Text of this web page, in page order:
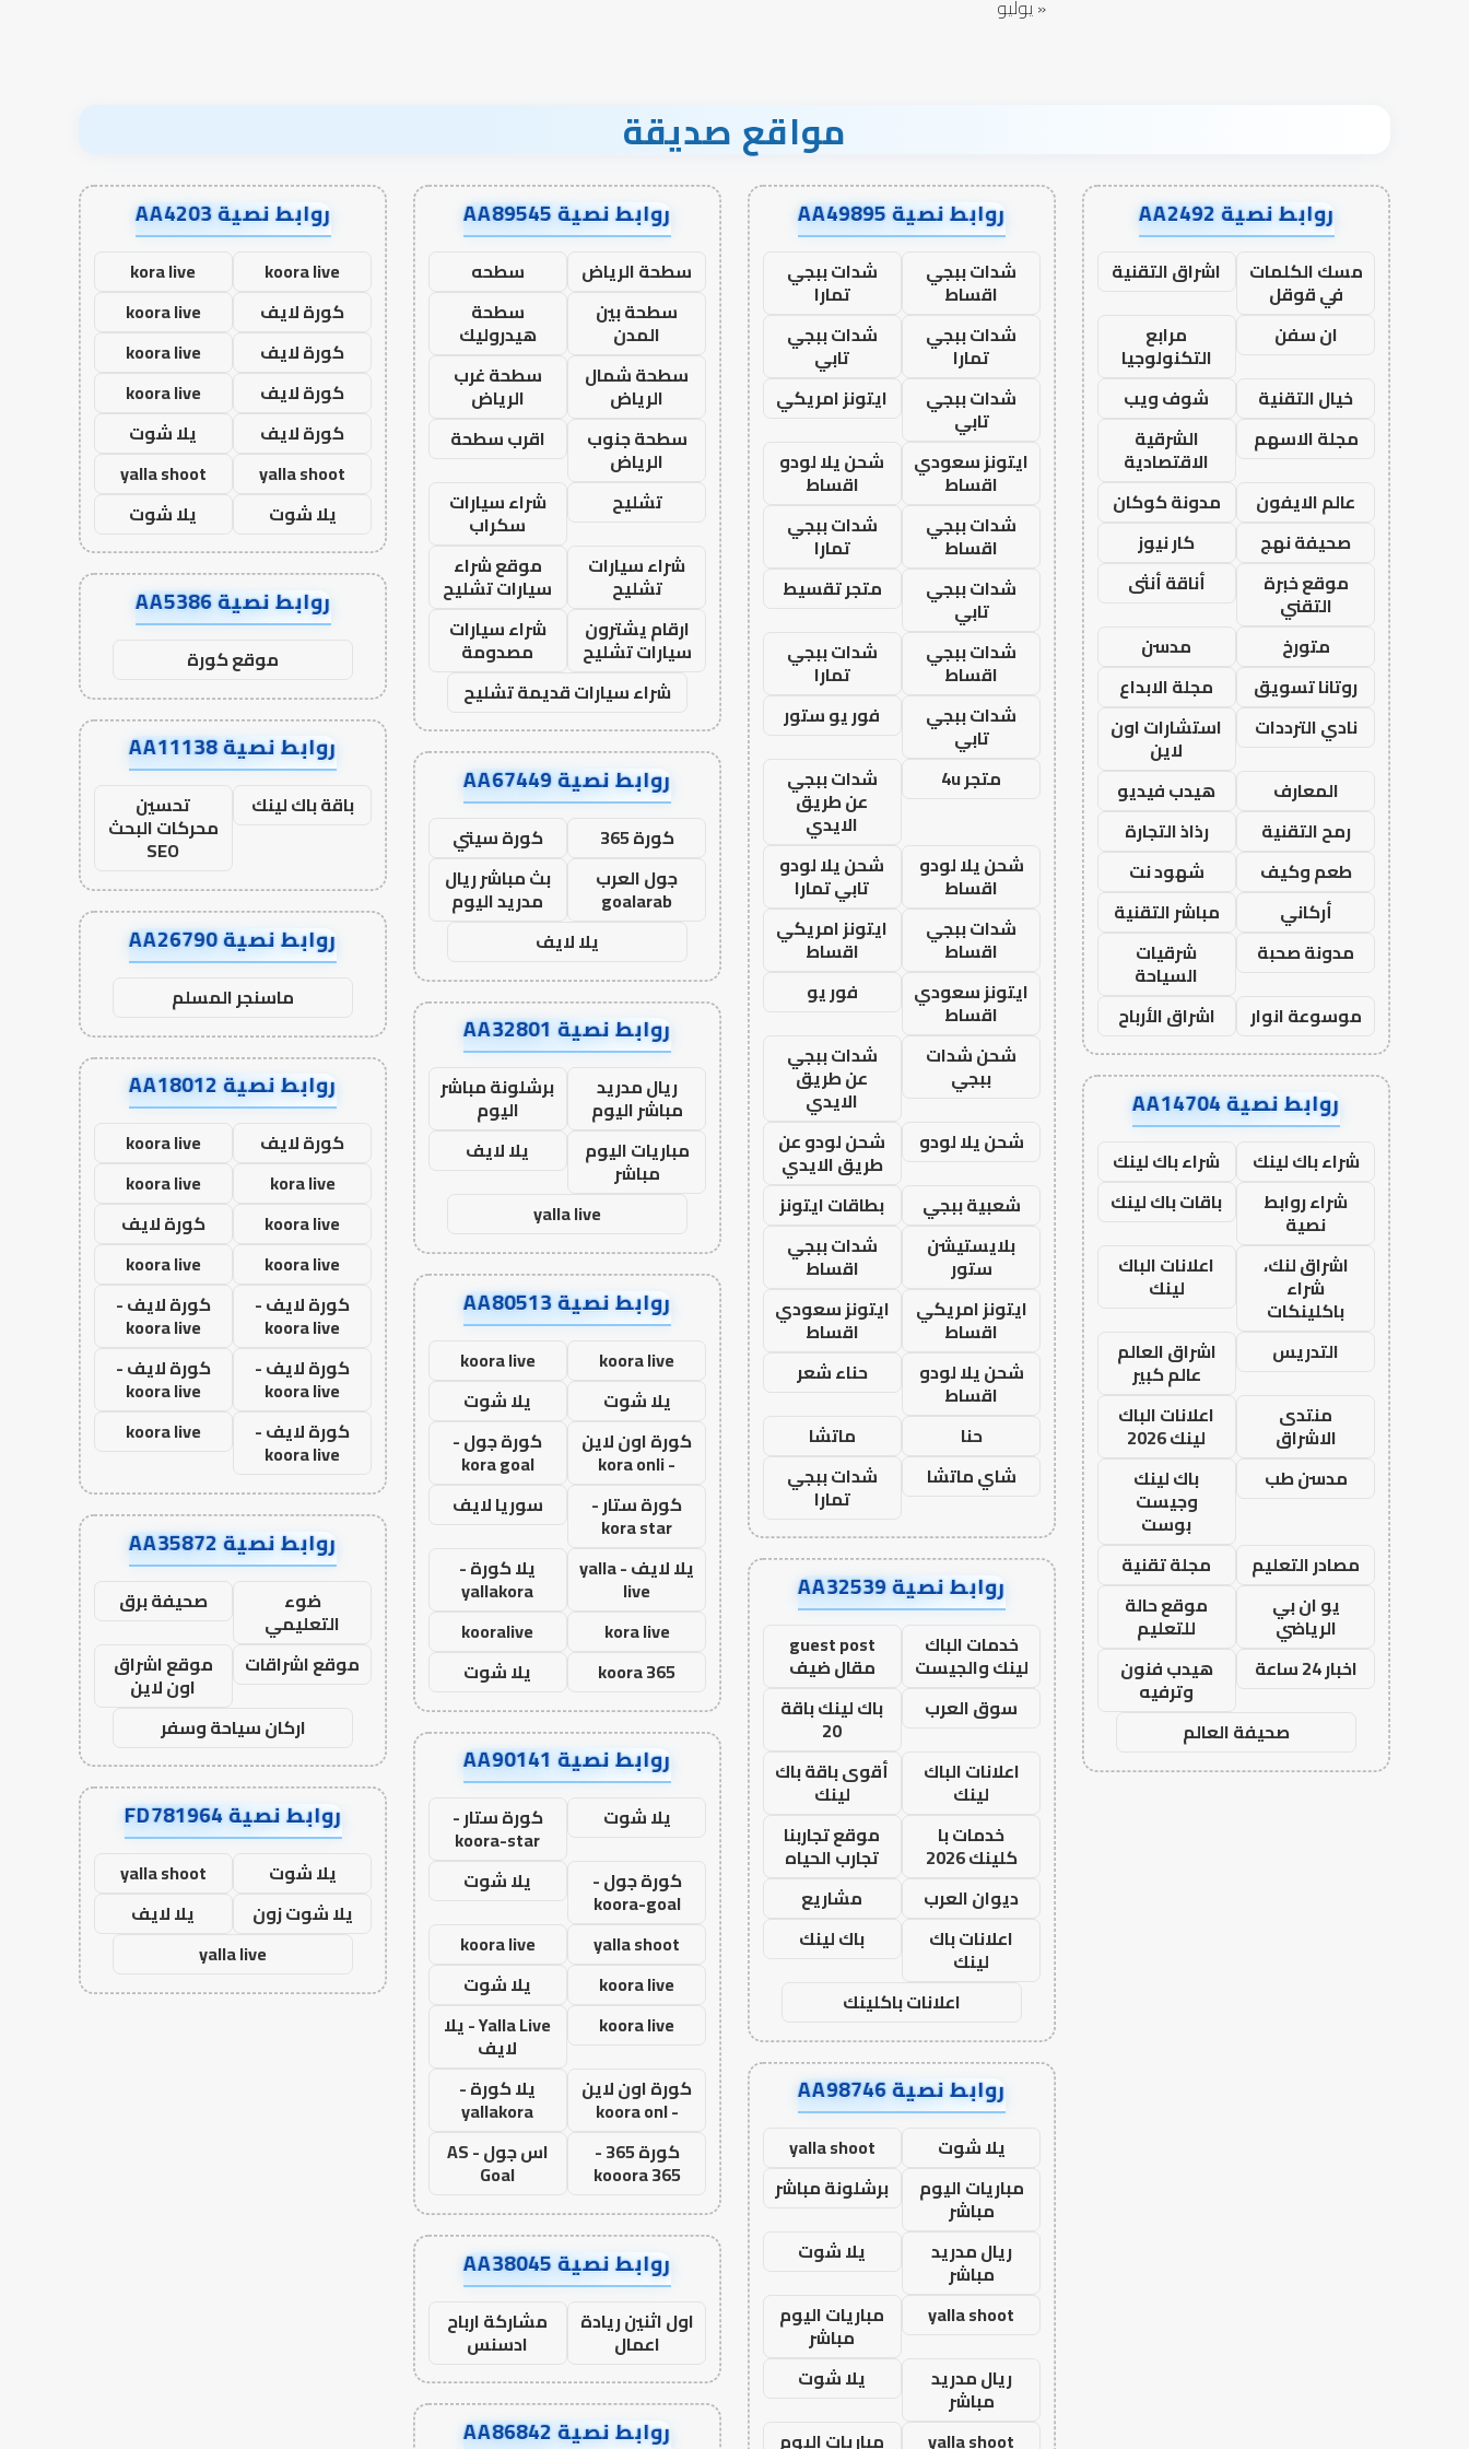
« يوليو
مواقع صديقة
روابط نصية AA2492
مسك الكلمات
في قوقل
اشراق التقنية
ان سفن
مرابع
التكنولوجيا
خيال التقنية
شوف ويب
مجلة الاسهم
الشرقية
الاقتصادية
عالم الايفون
مدونة كوكان
صحيفة نهج
كار نيوز
موقع خبرة
التقني
أناقة أنثى
متورخ
مدسن
روتانا تسويق
مجلة الابداع
نادي الترددات
استشارات اون
لاين
المعارف
هيدب فيديو
رمح التقنية
رذاذ التجارة
طعم وكيف
شهود نت
أركاني
مباشر التقنية
مدونة صحبة
شرقيات
السياحة
موسوعة انوار
اشراق الأرباح
روابط نصية AA14704
شراء باك لينك
شراء باك لينك
شراء روابط
نصية
باقات باك لينك
اشراق لنك،
شراء
باكلينكات
اعلانات الباك
لينك
التدريس
اشراق العالم
عالم كبير
منتدى
الاشراق
اعلانات الباك
لينك 2026
مدسن طب
باك لينك
وجيست
بوست
مصادر التعليم
مجلة تقنية
يو ان بي
الرياضي
موقع حالة
للتعليم
اخبار 24 ساعة
هيدب فنون
وترفيه
صحيفة العالم
روابط نصية AA49895
شدات ببجي
اقساط
شدات ببجي
تمارا
شدات ببجي
تمارا
شدات ببجي
تابي
شدات ببجي
تابي
ايتونز امريكي
ايتونز سعودي
اقساط
شحن يلا لودو
اقساط
شدات ببجي
اقساط
شدات ببجي
تمارا
شدات ببجي
تابي
متجر تقسيط
شدات ببجي
اقساط
شدات ببجي
تمارا
شدات ببجي
تابي
فور يو ستور
متجر 4u
شدات ببجي
عن طريق
الايدي
شحن يلا لودو
اقساط
شحن يلا لودو
تابي تمارا
شدات ببجي
اقساط
ايتونز امريكي
اقساط
ايتونز سعودي
اقساط
فور يو
شحن شدات
ببجي
شدات ببجي
عن طريق
الايدي
شحن يلا لودو
شحن لودو عن
طريق الايدي
شعبية ببجي
بطاقات ايتونز
بلايستيشن
ستور
شدات ببجي
اقساط
ايتونز امريكي
اقساط
ايتونز سعودي
اقساط
شحن يلا لودو
اقساط
حناء شعر
حنا
ماتشا
شاي ماتشا
شدات ببجي
تمارا
روابط نصية AA32539
خدمات الباك
لينك والجيست
guest post
مقال ضيف
سوق العرب
باك لينك باقة
20
اعلانات الباك
لينك
أقوى باقة باك
لينك
خدمات با
كلينك 2026
موقع تجاربنا
تجارب الحياه
ديوان العرب
مشاريع
اعلانات باك
لينك
باك لينك
اعلانات باكلينك
روابط نصية AA98746
يلا شوت
yalla shoot
مباريات اليوم
مباشر
برشلونة مباشر
ريال مدريد
مباشر
يلا شوت
yalla shoot
مباريات اليوم
مباشر
ريال مدريد
مباشر
يلا شوت
yalla shoot
مباريات اليوم
روابط نصية AA89545
سطحة الرياض
سطحه
سطحة بين
المدن
سطحة
هيدروليك
سطحة شمال
الرياض
سطحة غرب
الرياض
سطحة جنوب
الرياض
اقرب سطحة
تشليح
شراء سيارات
سكراب
شراء سيارات
تشليح
موقع شراء
سيارات تشليح
ارقام يشترون
سيارات تشليح
شراء سيارات
مصدومة
شراء سيارات قديمة تشليح
روابط نصية AA67449
كورة 365
كورة سيتي
جول العرب
goalarab
بث مباشر ريال
مدريد اليوم
يلا لايف
روابط نصية AA32801
ريال مدريد
مباشر اليوم
برشلونة مباشر
اليوم
مباريات اليوم
مباشر
يلا لايف
yalla live
روابط نصية AA80513
koora live
koora live
يلا شوت
يلا شوت
كورة اون لاين
- kora onli
كورة جول -
kora goal
كورة ستار -
kora star
سوريا لايف
يلا لايف - yalla
live
يلا كورة -
yallakora
kora live
kooralive
koora 365
يلا شوت
روابط نصية AA90141
يلا شوت كورة ستار -
koora-star
كورة جول -
koora-goal
يلا شوت
yalla shoot
koora live
koora live
يلا شوت
koora live
Yalla Live - يلا
لايف
كورة اون لاين
- koora onl
يلا كورة -
yallakora
كورة 365 -
kooora 365
اس جول - AS
Goal
روابط نصية AA38045
اول اثنين ريادة
اعمال
مشاركة ارباح
ادسنس
روابط نصية AA86842
روابط نصية AA4203
koora live
kora live
كورة لايف
koora live
كورة لايف
koora live
كورة لايف
koora live
كورة لايف
يلا شوت
yalla shoot
yalla shoot
يلا شوت
يلا شوت
روابط نصية AA5386
موقع كورة
روابط نصية AA11138
باقة باك لينك تحسين
محركات البحث
SEO
روابط نصية AA26790
ماسنجر المسلم
روابط نصية AA18012
كورة لايف
koora live
kora live
koora live
koora live
كورة لايف
koora live
koora live
كورة لايف -
koora live
كورة لايف -
koora live
كورة لايف -
koora live
كورة لايف -
koora live
كورة لايف -
koora live
koora live
روابط نصية AA35872
ضوء
التعليمي
صحيفة برق
موقع اشراقات
موقع اشراق
اون لاين
اركان سياحة وسفر
روابط نصية FD781964
يلا شوت
yalla shoot
يلا شوت زون
يلا لايف
yalla live